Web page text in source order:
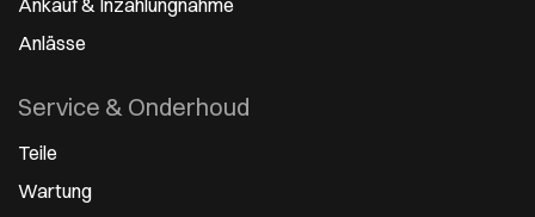
Anlässe
Service & Onderhoud
Teile
Wartung